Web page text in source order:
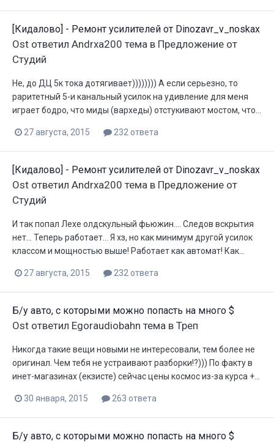
[Кидалово] - Ремонт усилителей от Dinozavr_v_noskax
Ost ответил Andrxa200 тема в Предложение от
Студий
Не, до ДЦ 5к тока дотягивает)))))))) А если серьезно, то
раритетный 5-и канальный усилок на удивление для меня
играет бодро, что миды (вархеды) отстукивают мостом, что...
27 августа, 2015 232 ответа
[Кидалово] - Ремонт усилителей от Dinozavr_v_noskax
Ost ответил Andrxa200 тема в Предложение от
Студий
И так попал Лехе олдскульный фьюжин.... Следов вскрытия
нет... Теперь работает... Я хз, но как минимум другой усилок
классом и мощностью выше! Работает как автомат! Как...
27 августа, 2015 232 ответа
Б/у авто, с которыми можно попасть на много $
Ost ответил Egoraudiobahn тема в Треп
Никогда такие вещи новыми не интересовали, тем более не
оригинал. Чем тебя не устраивают разборки!?))) По факту в
инет-магазинах (екзисте) сейчас цены космос из-за курса +...
30 января, 2015 263 ответа
Б/у авто, с которыми можно попасть на много $